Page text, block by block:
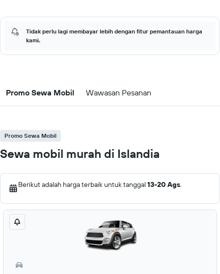
Tidak perlu lagi membayar lebih dengan fitur pemantauan harga
kami.
Promo Sewa Mobil Wawasan Pesanan
Promo Sewa Mobil
Sewa mobil murah di Islandia
Berikut adalah harga terbaik untuk tanggal 13-20 Ags.